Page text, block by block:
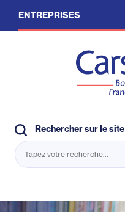
contenu
ENTREPRISES
Rechercher sur le site